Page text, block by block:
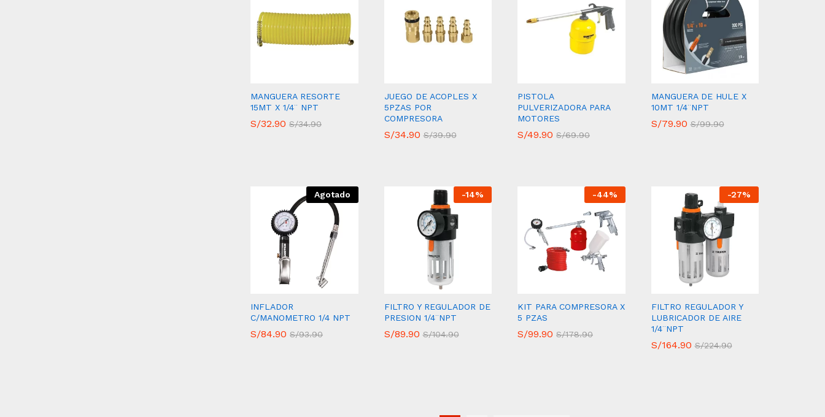
MANGUERA RESORTE
15MT X 1/4¨ NPT
S/32.90 S/34.90
S/32.90 S/34.90
JUEGO DE ACOPLES X
5PZAS POR
COMPRESORA
S/34.90 S/39.90
S/34.90 S/39.90
PISTOLA
PULVERIZADORA PARA
MOTORES
S/49.90 S/69.90
S/49.90 S/69.90
MANGUERA DE HULE X
10MT 1/4¨NPT
S/79.90 S/99.90
S/79.90 S/99.90
Agotado
INFLADOR
C/MANOMETRO 1/4 NPT
S/84.90 S/93.90
S/84.90 S/93.90
-14%
FILTRO Y REGULADOR DE
PRESION 1/4¨NPT
S/89.90 S/104.90
S/89.90 S/104.90
-44%
KIT PARA COMPRESORA X
5 PZAS
S/99.90 S/178.90
S/99.90 S/178.90
-27%
FILTRO REGULADOR Y
LUBRICADOR DE AIRE
1/4¨NPT
S/164.90 S/224.90
S/164.90 S/224.90